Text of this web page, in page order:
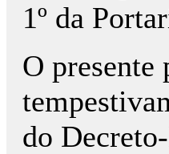
1º da
O
do